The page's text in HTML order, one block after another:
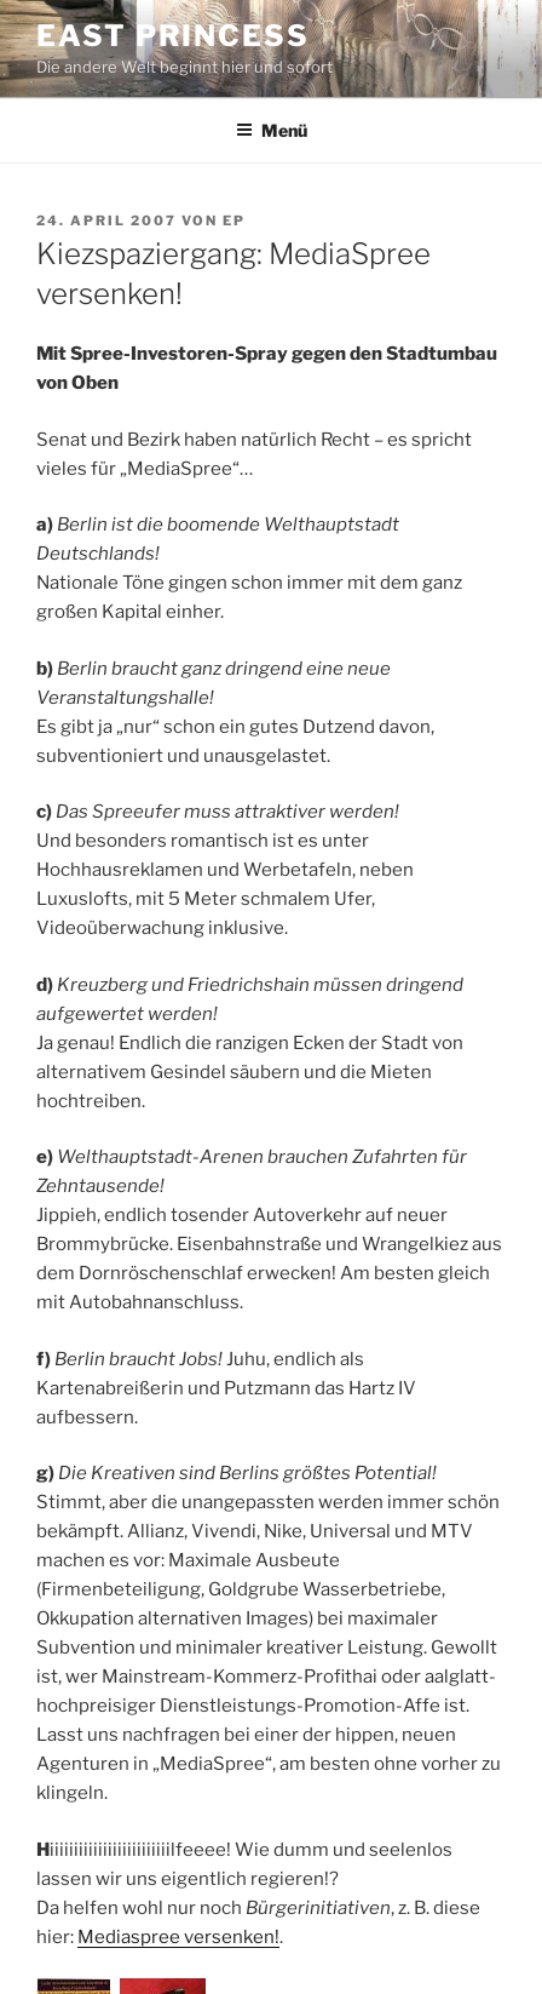
Zum
Inhalt
springen
EAST PRINCESS
Die andere Welt beginnt hier und sofort
Menü
VERÖFFENTLICHT
AM
24. APRIL 2007 VON EP
Kiezspaziergang: MediaSpree
versenken!
Mit Spree-Investoren-Spray gegen den Stadtumbau
von Oben
Senat und Bezirk haben natürlich Recht – es spricht
vieles für „MediaSpree“…
a) Berlin ist die boomende Welthauptstadt
Deutschlands!
Nationale Töne gingen schon immer mit dem ganz
großen Kapital einher.
b) Berlin braucht ganz dringend eine neue
Veranstaltungshalle!
Es gibt ja „nur“ schon ein gutes Dutzend davon,
subventioniert und unausgelastet.
c) Das Spreeufer muss attraktiver werden!
Und besonders romantisch ist es unter
Hochhausreklamen und Werbetafeln, neben
Luxuslofts, mit 5 Meter schmalem Ufer,
Videoüberwachung inklusive.
d) Kreuzberg und Friedrichshain müssen dringend
aufgewertet werden!
Ja genau! Endlich die ranzigen Ecken der Stadt von
alternativem Gesindel säubern und die Mieten
hochtreiben.
e) Welthauptstadt-Arenen brauchen Zufahrten für
Zehntausende!
Jippieh, endlich tosender Autoverkehr auf neuer
Brommybrücke. Eisenbahnstraße und Wrangelkiez aus
dem Dornröschenschlaf erwecken! Am besten gleich
mit Autobahnanschluss.
f) Berlin braucht Jobs!Juhu, endlich als
Kartenabreißerin und Putzmann das Hartz IV
aufbessern.
g) Die Kreativen sind Berlins größtes Potential!
Stimmt, aber die unangepassten werden immer schön
bekämpft. Allianz, Vivendi, Nike, Universal und MTV
machen es vor: Maximale Ausbeute
(Firmenbeteiligung, Goldgrube Wasserbetriebe,
Okkupation alternativen Images) bei maximaler
Subvention und minimaler kreativer Leistung. Gewollt
ist, wer Mainstream-Kommerz-Profithai oder aalglatt-
hochpreisiger Dienstleistungs-Promotion-Affe ist.
Lasst uns nachfragen bei einer der hippen, neuen
Agenturen in „MediaSpree“, am besten ohne vorher zu
klingeln.
Hiiiiiiiiiiiiiiiiiiiiiiiiilfeeee! Wie dumm und seelenlos
lassen wir uns eigentlich regieren!?
Da helfen wohl nur noch Bürgerinitiativen, z. B. diese
hier: Mediaspree versenken!.